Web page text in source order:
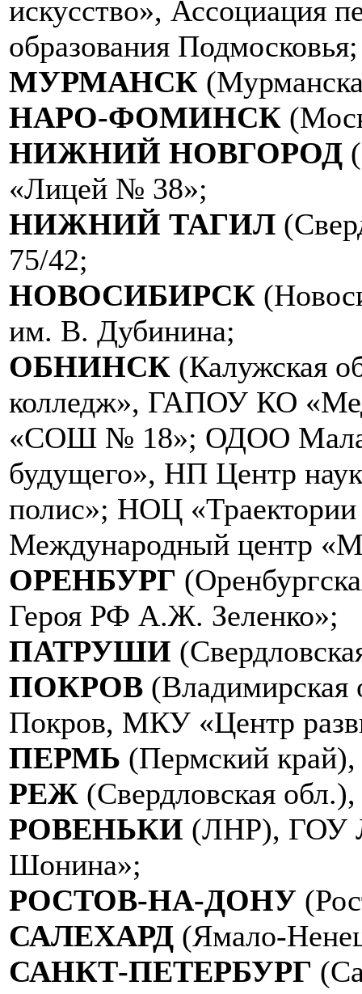
искусство», Ассоциация
образования Подмосковья;
МУРМАНСК
НАРО-ФОМИНСК
НИЖНИЙ НОВГОРОД
«Лицей № 38»;
НИЖНИЙ ТАГИЛ
75/42;
НОВОСИБИРСК
им. В. Дубинина;
ОБНИНСК (Калужская
колледж», ГАПОУ КО
«СОШ № 18»; ОДОО Малая
будущего», НП Центр
полис»; НОЦ
Международный центр
ОРЕНБУРГ
Героя РФ А.Ж. Зеленко»;
ПАТРУШИ
ПОКРОВ
Покров, МКУ «Центр
ПЕРМЬ (Пермский
РЕЖ (Свердловская
РОВЕНЬКИ (ЛНР), ГОУ
Шонина»;
РОСТОВ-НА-ДОНУ
САЛЕХАРД (Ямало-
САНКТ-ПЕТЕРБУРГ